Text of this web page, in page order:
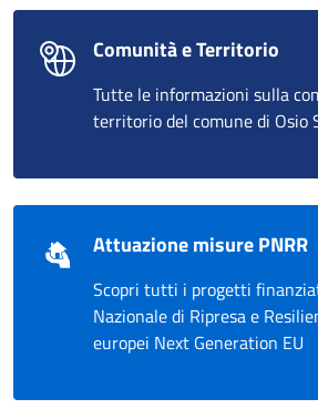
Comunità e Territorio
Tutte le informazioni sulla
territorio del comune di Osio
Attuazione misure PNRR
Scopri tutti i progetti
Nazionale di Ripresa e
europei Next Generation EU